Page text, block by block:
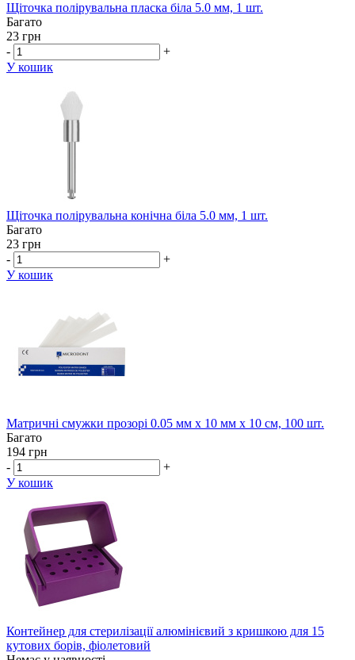
Щіточка полiрувальна пласка біла 5.0 мм, 1 шт.
Багато
23 грн
-
+
У кошик
Щіточка полiрувальна конічна біла 5.0 мм, 1 шт.
Багато
23 грн
-
+
У кошик
Матричні смужки прозорі 0.05 мм х 10 мм х 10 см, 100 шт.
Багато
194 грн
-
+
У кошик
Контейнер для стерилізації алюмінієвий з кришкою для 15
кутових борів, фіолетовий